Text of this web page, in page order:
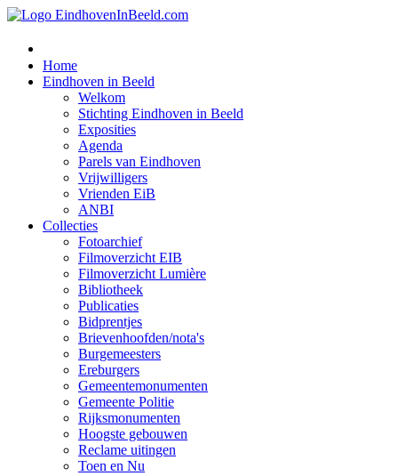
Home
Eindhoven in Beeld
Welkom
Stichting Eindhoven in Beeld
Exposities
Agenda
Parels van Eindhoven
Vrijwilligers
Vrienden EiB
ANBI
Collecties
Fotoarchief
Filmoverzicht EIB
Filmoverzicht Lumière
Bibliotheek
Publicaties
Bidprentjes
Brievenhoofden/nota's
Burgemeesters
Ereburgers
Gemeentemonumenten
Gemeente Politie
Rijksmonumenten
Hoogste gebouwen
Reclame uitingen
Toen en Nu